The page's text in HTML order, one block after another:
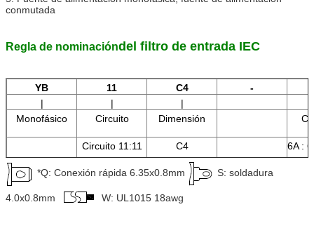
conmutada
Regla de nominacióndel filtro de entrada IEC
YB 11 C4 -
|
|
|
Monofásico
Circuito Dimensión
Circuito 11:11 C4 6A :
*Q: Conexión rápida 6.35x0.8mm S: soldadura
4.0x0.8mm W: UL1015 18awg